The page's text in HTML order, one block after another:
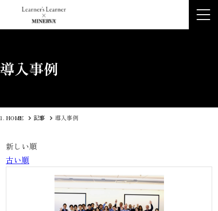
導入事例
HOME 記事 導入事例
新しい順
古い順